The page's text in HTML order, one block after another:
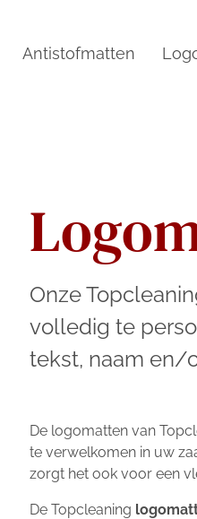
Antistofmatten
Onze
volledig te
tekst, naam en/
De logomatten van
te verwelkomen in uw
zorgt het ook voor een
De Topcleaning